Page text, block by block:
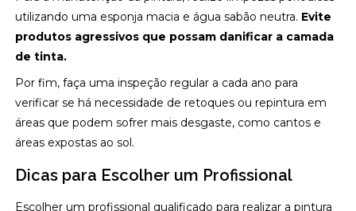
utilizando uma esponja macia e água sabão neutra. Evite
produtos agressivos que possam danificar a camada
de tinta.
Por fim, faça uma inspeção regular a cada ano para
verificar se há necessidade de retoques ou repintura em
áreas que podem sofrer mais desgaste, como cantos e
áreas expostas ao sol.
Dicas para Escolher um Profissional
Escolher um profissional qualificado para realizar a pintura